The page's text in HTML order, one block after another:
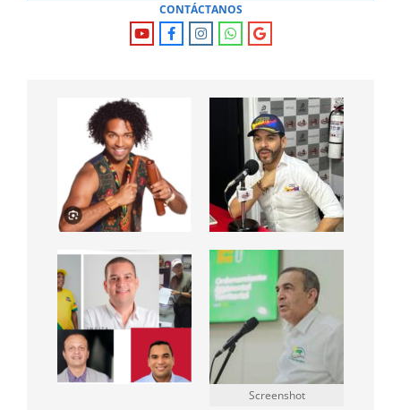
CONTÁCTANOS
Screenshot